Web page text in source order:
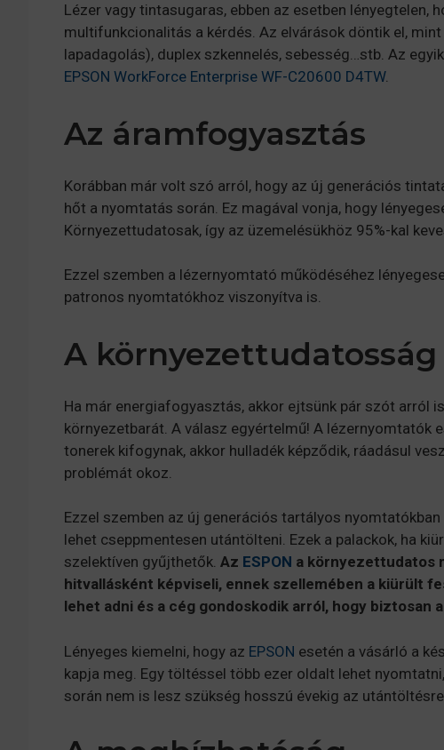
Lézer vagy tintasugaras, ebben az esetben lényegtelen,
multifunkcionalitás a kérdés. Az elvárások döntik el,
lapadagolás), duplex szkennelés, sebesség…stb. Az
EPSON WorkForce Enterprise WF-C20600 D4TW.
Az áramfogyasztás
Korábban már volt szó arról, hogy az új generációs
hőt a nyomtatás során. Ez magával vonja, hogy
Környezettudatosak, így az üzemelésükhöz 95%-kal
Ezzel szemben a lézernyomtató működéséhez
patronos nyomtatókhoz viszonyítva is.
A környezettudatosság
Ha már energiafogyasztás, akkor ejtsünk pár szót arról
környezetbarát. A válasz egyértelmű! A lézernyomtatók
tonerek kifogynak, akkor hulladék képződik, ráadásul
problémát okoz.
Ezzel szemben az új generációs tartályos
lehet cseppmentesen utántölteni. Ezek a palackok, ha
szelektíven gyűjthetők. Az ESPON a környezettudatos
hitvallásként képviseli, ennek szellemében a kiürült
lehet adni és a cég gondoskodik arról, hogy biztosan
Lényeges kiemelni, hogy az EPSON esetén a vásárló a
kapja meg. Egy töltéssel több ezer oldalt lehet
során nem is lesz szükség hosszú évekig az utántöltésre.